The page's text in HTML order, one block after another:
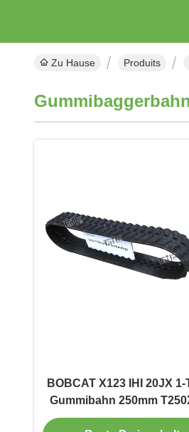
Zu Hause Produits
BOBCAT X123 IHI 20JX 1-
Gummibahn 250mm